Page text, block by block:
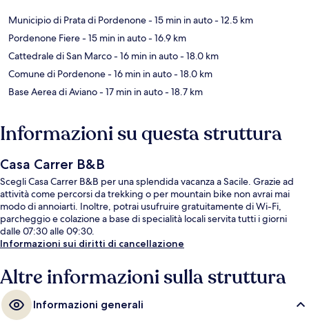
Municipio di Prata di Pordenone- 15 min in auto- 12.5 km
Pordenone Fiere- 15 min in auto- 16.9 km
Cattedrale di San Marco- 16 min in auto- 18.0 km
Comune di Pordenone- 16 min in auto- 18.0 km
Base Aerea di Aviano- 17 min in auto- 18.7 km
Informazioni su questa struttura
Casa Carrer B&B
Scegli Casa Carrer B&B per una splendida vacanza a Sacile. Grazie ad
attività come percorsi da trekking o per mountain bike non avrai mai
modo di annoiarti. Inoltre, potrai usufruire gratuitamente di Wi-Fi,
parcheggio e colazione a base di specialità locali servita tutti i giorni
dalle 07:30 alle 09:30.
Informazioni sui diritti di cancellazione
Altre informazioni sulla struttura
Informazioni generali